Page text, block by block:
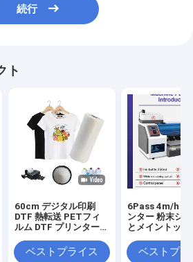
続行
ト
60cm デジタル印刷
DTF 熱転送 PETフィ
ルム DTF プリンターフ
靴 Tシャツ 印刷 DTF
紙 PETフィルム
ベストプライス
6Pass 4m/h
ンター 粉末シ
とメイントッ
ベストプラ